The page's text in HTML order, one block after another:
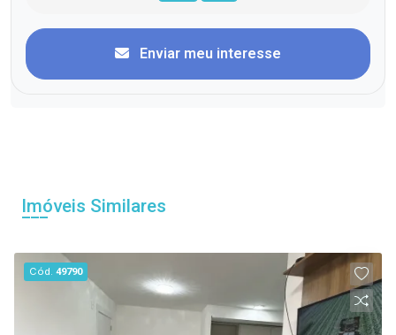
Enviar meu interesse
Imóveis Similares
Cód.49790